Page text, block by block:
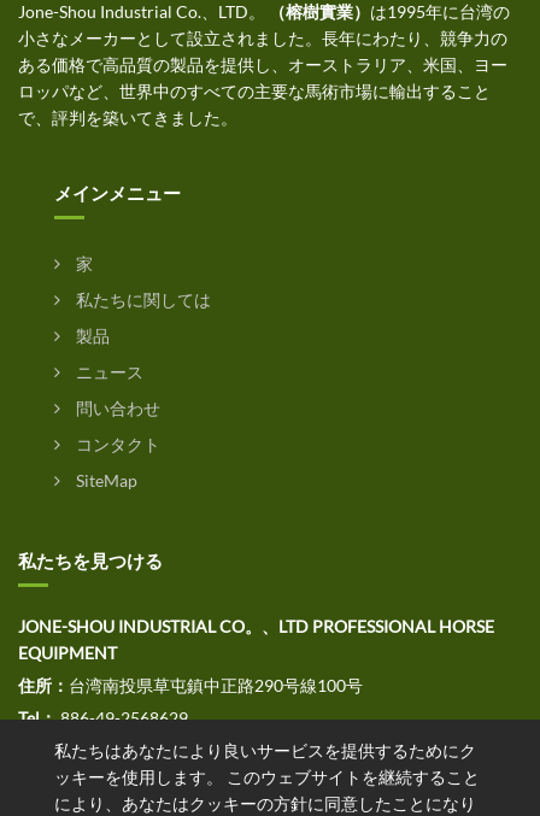
私たちはあなたにより良いサービスを提供するためにク
ッキーを使用します。 このウェブサイトを継続すること
により、あなたはクッキーの方針に同意したことになり
Jone-Shou Industrial Co.、LTD。 （榕樹實業） は1995年に台湾の
小さなメーカーとして設立されました。長年にわたり、競争力の
ある価格で高品質の製品を提供し、オーストラリア、米国、ヨー
ロッパなど、世界中のすべての主要な馬術市場に輸出すること
で、評判を築いてきました。
メインメニュー
家
私たちに関しては
製品
ニュース
問い合わせ
コンタクト
SiteMap
私たちを見つける
JONE-SHOU INDUSTRIAL CO。、LTD PROFESSIONAL HORSE
EQUIPMENT
住所： 台湾南投県草屯鎮中正路290号線100号
Tel：886-49-2568629
ファックス：886-49-2568691
メール：jssales@jone-shou.com